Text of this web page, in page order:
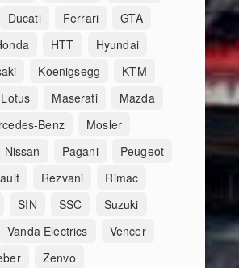
Ducati Ferrari
GTA
HTT
Hyundai
Koenigsegg
KTM
Lotus Maserati
Mazda
Benz
Mosler
Nissan Pagani
Peugeot
Rezvani
Rimac
SIN SSC
Suzuki
Vanda Electrics
Vencer
Zenvo